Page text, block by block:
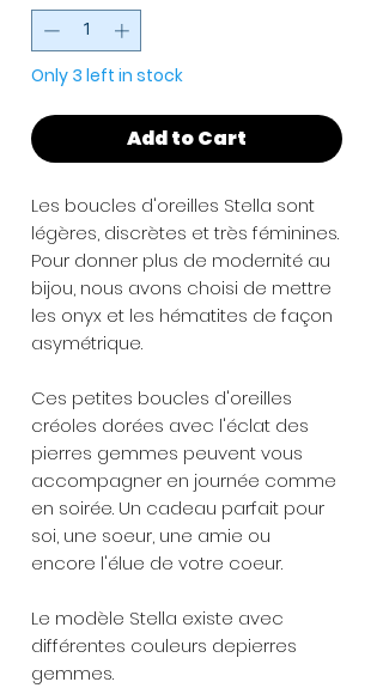
Only 3 left in stock
Add to Cart
Les boucles d'oreilles Stella sont
légères, discrètes et très féminines.
Pour donner plus de modernité au
bijou, nous avons choisi de mettre
les onyx et les hématites de façon
asymétrique.
Ces petites boucles d'oreilles
créoles dorées avec l'éclat des
pierres gemmes peuvent vous
accompagner en journée comme
en soirée. Un cadeau parfait pour
soi, une soeur, une amie ou
encore l'élue de votre coeur.
Le modèle Stella existe avec
différentes couleurs depierres
gemmes.